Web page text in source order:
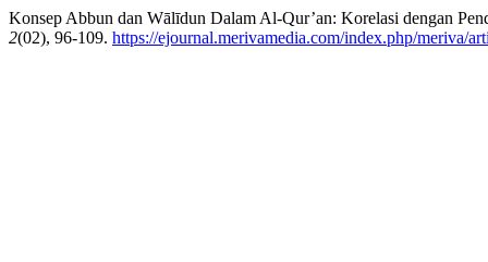
Konsep Abbun dan Wālīdun Dalam Al-Qur’an: Korelasi dengan
2(02), 96-109. https://ejournal.merivamedia.com/index.php/meriva/